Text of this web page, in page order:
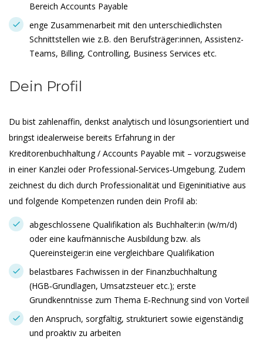
Bereich Accounts Payable
enge Zusammenarbeit mit den unterschiedlichsten
Schnittstellen wie z.B. den Berufsträger:innen, Assistenz-
Teams, Billing, Controlling, Business Services etc.
Dein Profil
Du bist zahlenaffin, denkst analytisch und lösungsorientiert und
bringst idealerweise bereits Erfahrung in der
Kreditorenbuchhaltung / Accounts Payable mit – vorzugsweise
in einer Kanzlei oder Professional‑Services‑Umgebung. Zudem
zeichnest du dich durch Professionalität und Eigeninitiative aus
und folgende Kompetenzen runden dein Profil ab:
abgeschlossene Qualifikation als Buchhalter:in (w/m/d)
oder eine kaufmännische Ausbildung bzw. als
Quereinsteiger:in eine vergleichbare Qualifikation
belastbares Fachwissen in der Finanzbuchhaltung
(HGB‑Grundlagen, Umsatzsteuer etc.); erste
Grundkenntnisse zum Thema E‑Rechnung sind von Vorteil
den Anspruch, sorgfältig, strukturiert sowie eigenständig
und proaktiv zu arbeiten